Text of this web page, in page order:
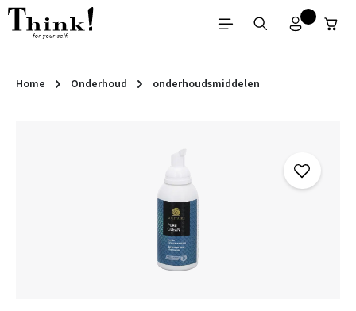
Ga naar de hoofdinhoud
Home Onderhoud onderhoudsmiddelen